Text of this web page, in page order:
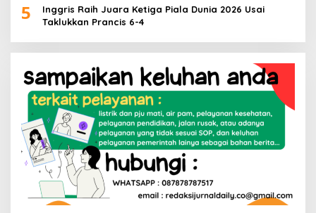
5
Inggris Raih Juara Ketiga Piala Dunia 2026 Usai
Taklukkan Prancis 6-4